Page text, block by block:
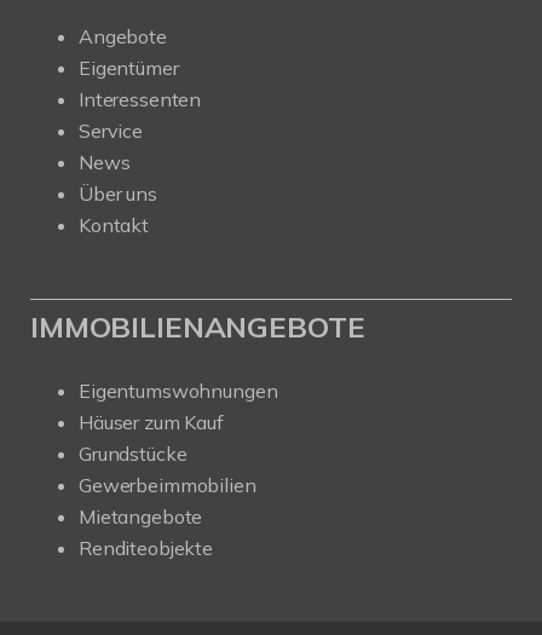
Angebote
Eigentümer
Interessenten
Service
News
Über uns
Kontakt
IMMOBILIENANGEBOTE
Eigentumswohnungen
Häuser zum Kauf
Grundstücke
Gewerbeimmobilien
Mietangebote
Renditeobjekte